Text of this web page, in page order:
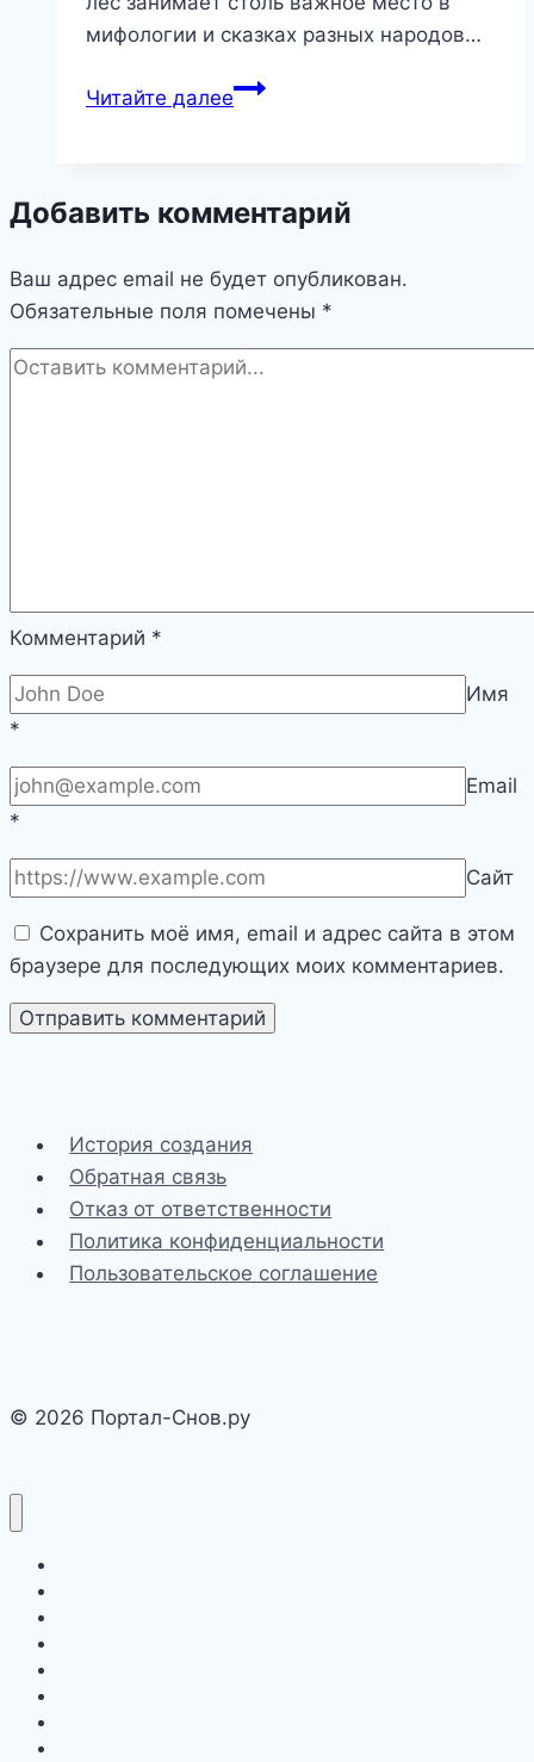
мифологии и сказках разных народов…
Читайте далееЛес
мир
и
посланий
Добавить комментарий
Ваш адрес email не будет опубликован.
Обязательные поля помечены *
Комментарий *
Имя
*
Email
*
Сайт
Сохранить моё имя, email и адрес сайта в этом
браузере для последующих моих комментариев.
История создания
Обратная связь
Отказ от ответственности
Политика конфиденциальности
Пользовательское соглашение
© 2026 Портал-Снов.ру